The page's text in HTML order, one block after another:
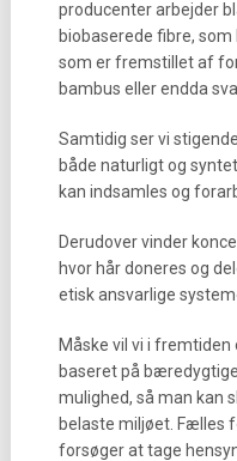
producenter arbejder
biobaserede fibre,
som er fremstillet af
bambus eller endda
Samtidig ser vi
både naturligt og
kan indsamles og
Derudover vinder
hvor hår doneres og
etisk ansvarlige
Måske vil vi i
baseret på
mulighed, så man kan
belaste miljøet. Fælles
forsøger at tage